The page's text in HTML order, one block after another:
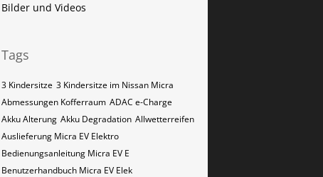
Bilder und Videos
Tags
3 Kindersitze 3 Kindersitze im Nissan Micra
Abmessungen Kofferraum ADAC e-Charge
Akku Alterung Akku Degradation Allwetterreifen
Auslieferung Micra EV Elektro
Bedienungsanleitung Micra EV E
Benutzerhandbuch Micra EV Elek